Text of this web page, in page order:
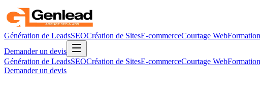
Génération de LeadsSEOCréation de SitesE-commerceCourtage Web
Demander un devis
Génération de LeadsSEOCréation de SitesE-commerceCourtage Web
Demander un devis